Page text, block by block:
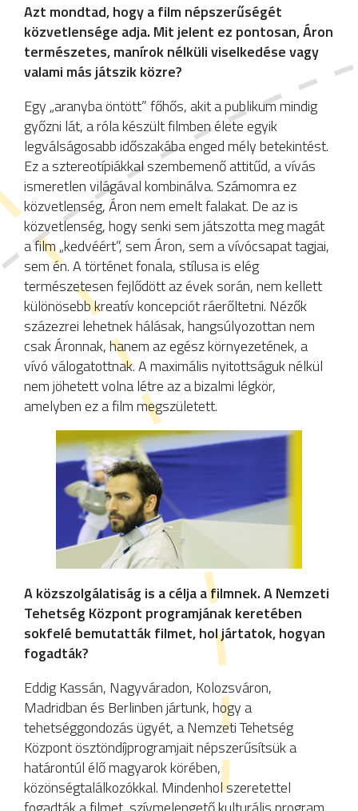
Azt mondtad, hogy a film népszerűségét
közvetlensége adja. Mit jelent ez pontosan, Áron
természetes, manírok nélküli viselkedése vagy
valami más játszik közre?
Egy „aranyba öntött” főhős, akit a publikum mindig
győzni lát, a róla készült filmben élete egyik
legválságosabb időszakába enged mély betekintést.
Ez a sztereotípiákkal szembemenő attitűd, a vívás
ismeretlen világával kombinálva. Számomra ez
közvetlenség, Áron nem emelt falakat. De az is
közvetlenség, hogy senki sem játszotta meg magát
a film „kedvéért”, sem Áron, sem a vívócsapat tagjai,
sem én. A történet fonala, stílusa is elég
természetesen fejlődött az évek során, nem kellett
különösebb kreatív koncepciót ráerőltetni. Nézők
százezrei lehetnek hálásak, hangsúlyozottan nem
csak Áronnak, hanem az egész környezetének, a
vívó válogatottnak. A maximális nyitottságuk nélkül
nem jöhetett volna létre az a bizalmi légkör,
amelyben ez a film megszületett.
A közszolgálatiság is a célja a filmnek. A Nemzeti
Tehetség Központ programjának keretében
sokfelé bemutatták filmet, hol jártatok, hogyan
fogadták?
Eddig Kassán, Nagyváradon, Kolozsváron,
Madridban és Berlinben jártunk, hogy a
tehetséggondozás ügyét, a Nemzeti Tehetség
Központ ösztöndíjprogramjait népszerűsítsük a
határontúl élő magyarok körében,
közönségtalálkozókkal. Mindenhol szeretettel